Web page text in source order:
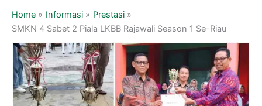
Home
Informasi
Prestasi
SMKN 4 Sabet 2 Piala LKBB Rajawali Season 1 Se-Riau